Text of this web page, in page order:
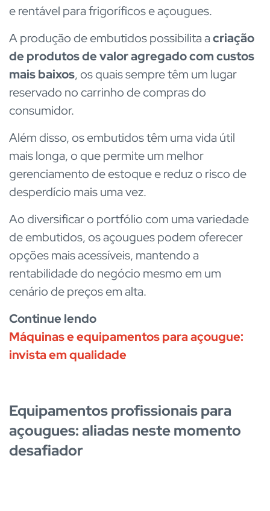
e rentável para frigoríficos e açougues.
A produção de embutidos possibilita acriação
de produtos de valor agregado com custos
mais baixos, os quais sempre têm um lugar
reservado no carrinho de compras do
consumidor.
Além disso, os embutidos têm uma vida útil
mais longa, o que permite um melhor
gerenciamento de estoque e reduz o risco de
desperdício mais uma vez.
Ao diversificar o portfólio com uma variedade
de embutidos, os açougues podem oferecer
opções mais acessíveis, mantendo a
rentabilidade do negócio mesmo em um
cenário de preços em alta.
Continue lendo
Máquinas e equipamentos para açougue:
invista em qualidade
Equipamentos profissionais para
açougues: aliadas neste momento
desafiador